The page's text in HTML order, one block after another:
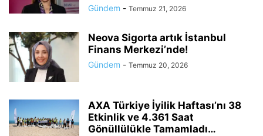
Gündem - Temmuz 21, 2026
Neova Sigorta artık İstanbul
Finans Merkezi’nde!
Gündem - Temmuz 20, 2026
AXA Türkiye İyilik Haftası’nı 38
Etkinlik ve 4.361 Saat
Gönüllülükle Tamamladı…